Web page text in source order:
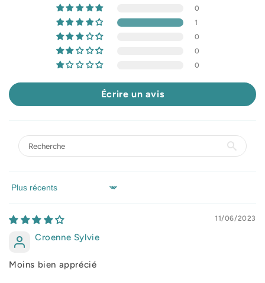
0
1
0
0
0
Écrire un avis
Sort by
11/06/2023
Croenne Sylvie
Moins bien apprécié